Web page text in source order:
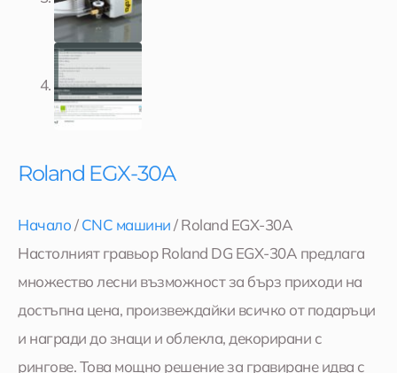
Roland EGX-30A
Начало/CNC машини/ Roland EGX-30A
Настолният гравьор Roland DG EGX-30A предлага
множество лесни възможност за бърз приходи на
достъпна цена, произвеждайки всичко от подаръци
и награди до знаци и облекла, декорирани с
рингове. Това мощно решение за гравиране идва с